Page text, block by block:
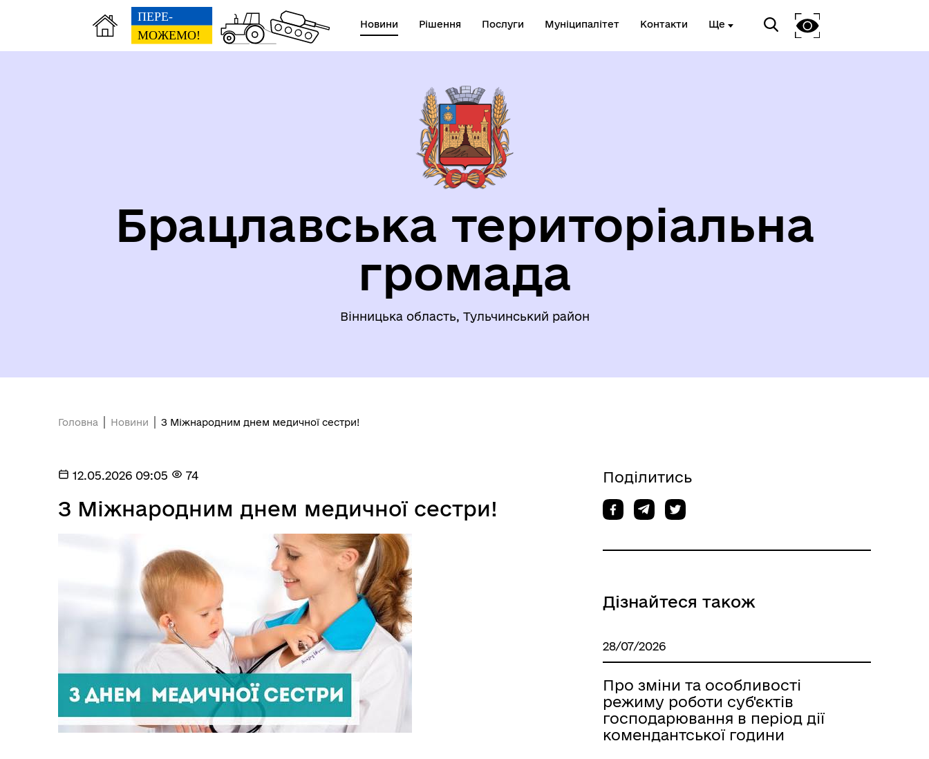
Новини Рішення Послуги Муніципалітет Контакти Ще
Брацлавська територіальна
громада
Вінницька область, Тульчинський район
Головна Новини З Міжнародним днем медичної сестри!
12.05.2026 09:05 74
З Міжнародним днем медичної сестри!
Поділитись
Дізнайтеся також
28/07/2026
Про зміни та особливості
режиму роботи суб'єктів
господарювання в період дії
комендантської години